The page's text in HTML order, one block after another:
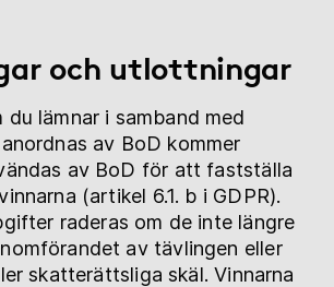
och utlottningar
lämnar i samband med
av BoD kommer
av BoD för att fastställa
(artikel 6.1. b i GDPR).
raderas om de inte längre
av tävlingen eller
skatterättsliga skäl. Vinnarna